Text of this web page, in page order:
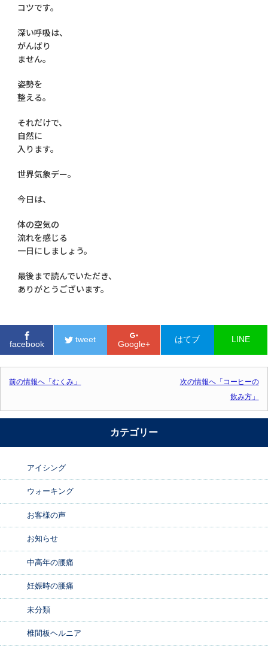
コツです。
深い呼吸は、
がんばり
ません。
姿勢を
整える。
それだけで、
自然に
入ります。
世界気象デー。
今日は、
体の空気の
流れを感じる
一日にしましょう。
最後まで読んでいただき、
ありがとうございます。
facebook
tweet
Google+
はてブ LINE
前の情報へ「むくみ」
次の情報へ「コーヒーの
飲み方」
カテゴリー
アイシング
ウォーキング
お客様の声
お知らせ
中高年の腰痛
妊娠時の腰痛
未分類
椎間板ヘルニア